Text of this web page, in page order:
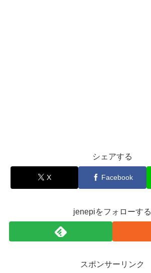
シェアする
X Facebook
jenepiをフォローする
スポンサーリンク